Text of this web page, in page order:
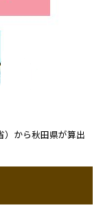
）から秋田県が算出